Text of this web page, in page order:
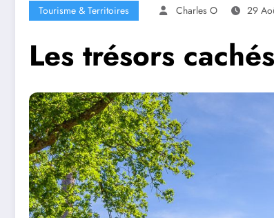
Tourisme & Territoires Charles O 29
Les trésors